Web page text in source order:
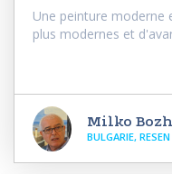
Une peinture moderne
plus modernes et
Milko
BULGARIE, RESEN